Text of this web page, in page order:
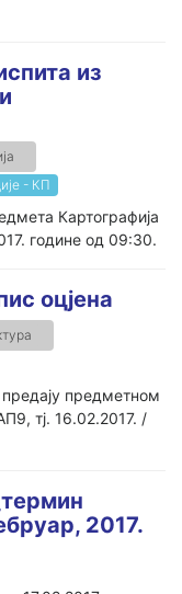
из
- КП
Картографија
године од 09:30.
оцјена
предају предметном
тј. 16.02.2017. /
2017.